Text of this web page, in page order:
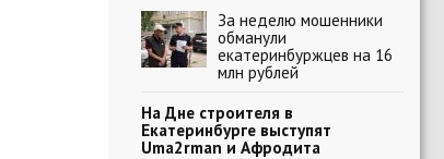
За неделю мошенники
обманули
екатеринбуржцев на 16
млн рублей
На Дне строителя в
Екатеринбурге выступят
Uma2rman и Афродита